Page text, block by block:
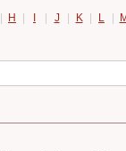
| H | I | J | K | L |